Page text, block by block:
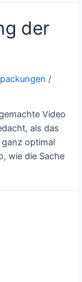
der
/
Video
als das
optimal
wie die Sache